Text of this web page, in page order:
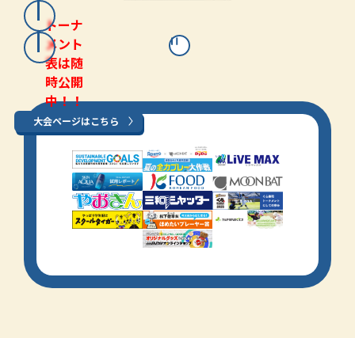
トーナ
メント
表は随
時公開
中！！
大会ページはこちら